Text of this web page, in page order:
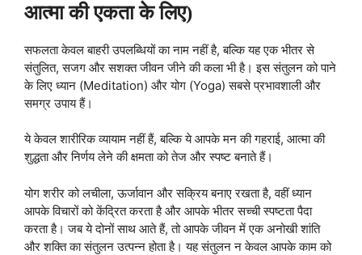
आत्मा की एकता के लिए)
सफलता केवल बाहरी उपलब्धियों का नाम नहीं है, बल्कि यह एक भीतर से
संतुलित, सजग और सशक्त जीवन जीने की कला भी है। इस संतुलन को पाने
के लिए ध्यान (Meditation) और योग (Yoga) सबसे प्रभावशाली और
समग्र उपाय हैं।
ये केवल शारीरिक व्यायाम नहीं हैं, बल्कि ये आपके मन की गहराई, आत्मा की
शुद्धता और निर्णय लेने की क्षमता को तेज और स्पष्ट बनाते हैं।
योग शरीर को लचीला, ऊर्जावान और सक्रिय बनाए रखता है, वहीं ध्यान
आपके विचारों को केंद्रित करता है और आपके भीतर सच्ची स्पष्टता पैदा
करता है। जब ये दोनों साथ आते हैं, तो आपके जीवन में एक अनोखी शांति
और शक्ति का संतुलन उत्पन्न होता है। यह संतुलन न केवल आपके काम को